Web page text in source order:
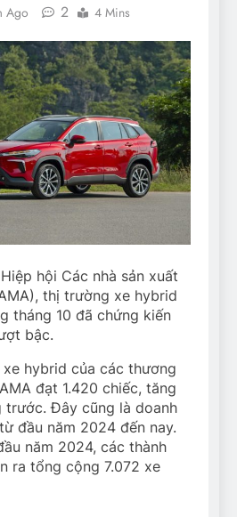
Ago 2 4 Mins
hội Các nhà sản xuất
thị trường xe hybrid
tháng 10 đã chứng kiến
bậc.
hybrid của các thương
đạt 1.420 chiếc, tăng
trước. Đây cũng là doanh
đầu năm 2024 đến nay.
năm 2024, các thành
ra tổng cộng 7.072 xe